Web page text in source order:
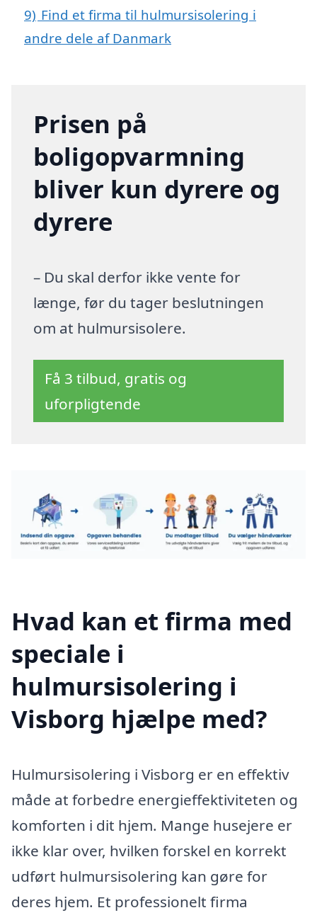
9) Find et firma til hulmursisolering i
andre dele af Danmark
Prisen på
boligopvarmning
bliver kun dyrere og
dyrere
– Du skal derfor ikke vente for
længe, før du tager beslutningen
om at hulmursisolere.
Få 3 tilbud, gratis og
uforpligtende
Hvad kan et firma med
speciale i
hulmursisolering i
Visborg hjælpe med?
Hulmursisolering i Visborg er en effektiv
måde at forbedre energieffektiviteten og
komforten i dit hjem. Mange husejere er
ikke klar over, hvilken forskel en korrekt
udført hulmursisolering kan gøre for
deres hjem. Et professionelt firma